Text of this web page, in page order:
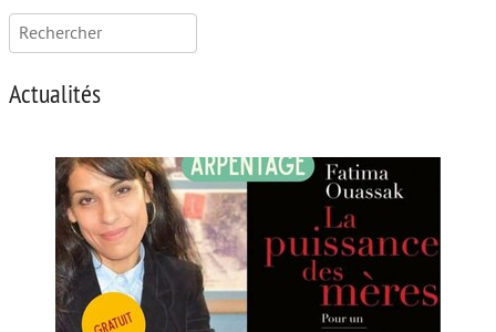
Rechercher :
Actualités